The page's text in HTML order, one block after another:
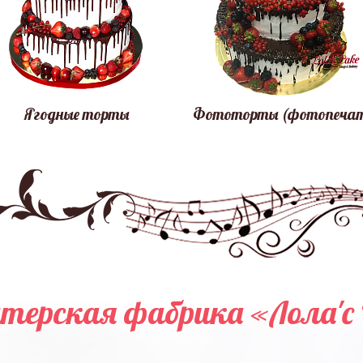
Ягодные торты Фототорты
фабрика